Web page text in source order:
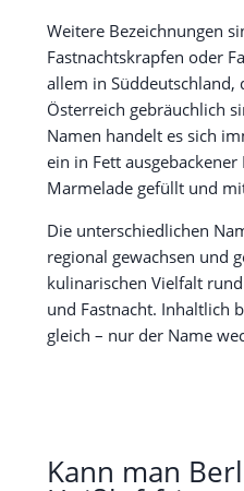
Weitere Bezeichnungen
Fastnachtskrapfen oder
allem in Süddeutschland,
Österreich gebräuchlich
Namen handelt es sich
ein in Fett
Marmelade gefüllt und
Die unterschiedlichen
regional gewachsen und
kulinarischen Vielfalt
und Fastnacht. Inhaltlich
gleich – nur der Name
Kann man